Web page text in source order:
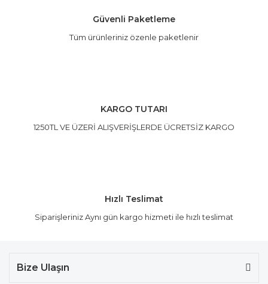
Güvenli Paketleme
Tüm ürünleriniz özenle paketlenir
KARGO TUTARI
1250TL VE ÜZERİ ALIŞVERİŞLERDE ÜCRETSİZ KARGO
Hızlı Teslimat
Siparişleriniz Aynı gün kargo hizmeti ile hızlı teslimat
Bize Ulaşın